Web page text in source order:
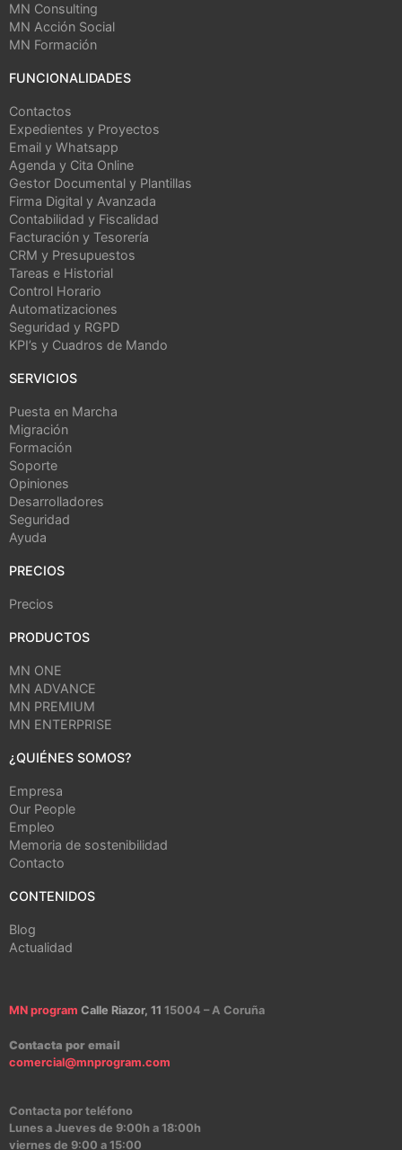
MN Consulting
MN Acción Social
MN Formación
FUNCIONALIDADES
Contactos
Expedientes y Proyectos
Email y Whatsapp
Agenda y Cita Online
Gestor Documental y Plantillas
Firma Digital y Avanzada
Contabilidad y Fiscalidad
Facturación y Tesorería
CRM y Presupuestos
Tareas e Historial
Control Horario
Automatizaciones
Seguridad y RGPD
KPI’s y Cuadros de Mando
SERVICIOS
Puesta en Marcha
Migración
Formación
Soporte
Opiniones
Desarrolladores
Seguridad
Ayuda
PRECIOS
Precios
PRODUCTOS
MN ONE
MN ADVANCE
MN PREMIUM
MN ENTERPRISE
¿QUIÉNES SOMOS?
Empresa
Our People
Empleo
Memoria de sostenibilidad
Contacto
CONTENIDOS
Blog
Actualidad
MN program Calle Riazor, 11 15004 – A Coruña
Contacta por email
comercial@mnprogram.com
Contacta por teléfono
Lunes a Jueves de 9:00h a 18:00h
viernes de 9:00 a 15:00